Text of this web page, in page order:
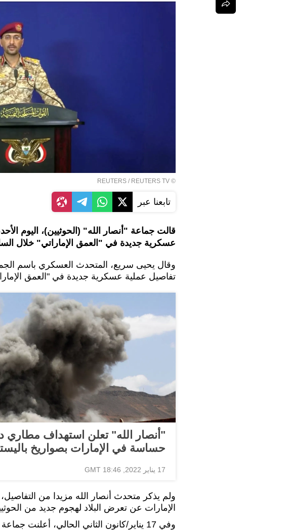
©
REUTERS / REUTERS TV
تابعنا عبر
قالت جماعة "أنصار الله" (الحوثيين)، اليوم
عسكرية جديدة في "العمق الإماراتي" خلال
وقال يحيى سريع، المتحدث العسكري باسم
تفاصيل عملية عسكرية جديدة في "العمق
"أنصار الله" تعلن استهداف مطاري
حساسة في الإمارات بصواريخ
17 يناير 2022, 18:46 GMT
ولم يذكر متحدث أنصار الله مزيدا من
الإمارات عن تعرض البلاد لهجوم جديد من
وفي 17 يناير/كانون الثاني الحالي، أعلنت جماعة "أنصار الله" في اليمن،